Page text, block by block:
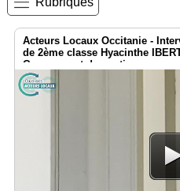
RUBRIQUES
Agenda
Gazette
Acteurs Locaux Occitanie -
de 2ème classe Hyacinthe
Groupement de soutien au